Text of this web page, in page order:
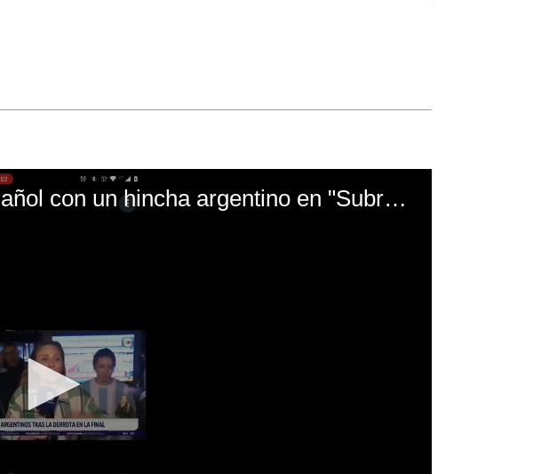
El mal momento de Yanina Gasañol con un hincha argentino en "Subrayado"